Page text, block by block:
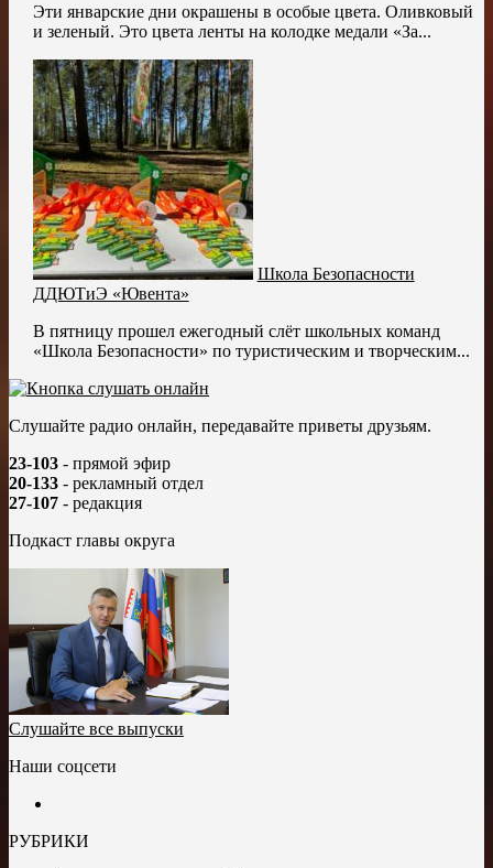
Эти январские дни окрашены в особые цвета. Оливковый
и зеленый. Это цвета ленты на колодке медали «За...
Школа Безопасности
ДДЮТиЭ «Ювента»
В пятницу прошел ежегодный слёт школьных команд
«Школа Безопасности» по туристическим и творческим...
Слушайте радио онлайн, передавайте приветы друзьям.
23-103 - прямой эфир
20-133 - рекламный отдел
27-107 - редакция
Подкаст главы округа
Слушайте все выпуски
Наши соцсети
РУБРИКИ